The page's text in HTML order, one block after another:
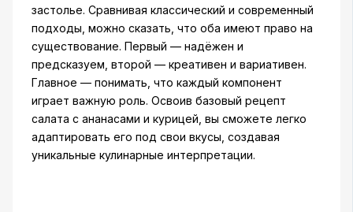
застолье. Сравнивая классический и современный
подходы, можно сказать, что оба имеют право на
существование. Первый — надёжен и
предсказуем, второй — креативен и вариативен.
Главное — понимать, что каждый компонент
играет важную роль. Освоив базовый рецепт
салата с ананасами и курицей, вы сможете легко
адаптировать его под свои вкусы, создавая
уникальные кулинарные интерпретации.